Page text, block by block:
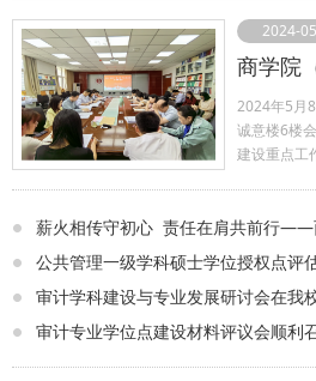
2024-
2024年5月
诚意楼6楼
建设重点工
师参会，会
出，我校审
学、社会服
面对研究生
求，我校审
板。会议要
状，客观分
公共管理一级学科硕士学位授权点评
审计学科建设与专业发展研讨会在我
审计专业学位点建设材料评议会顺利